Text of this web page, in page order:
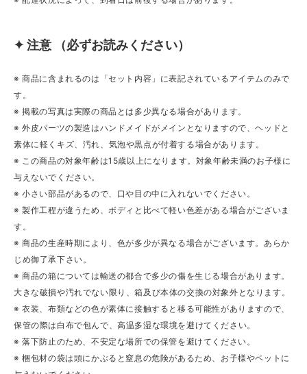
✦ 注意 （必ずお読みください）
※ 商品に含まれるのは「セット内容」に表記されているアイテムのみで
す。
※ 掲載の写真は実際の商品とは多少異なる場合があります。
※ 外皮パーツの製造はハンドメイドがメインとなりますので、ヘッドと
素体に軽くキズ、汚れ、気泡や黒点が付着する場合があります。
※ この商品の対象年齢は15歳以上になります。対象年齢未満のお子様に
与えないでください。
※ 小さい部品があるので、口や目の中に入れないでください。
※ 製作工程が違うため、ボディと比べて軽い色差がある場合がございま
す。
※ 商品の生産時期により、色が多少が異なる場合がございます。あらか
じめ御了承下さい。
※ 商品の箱については輸送の都合で多少の傷を生じる場合があります。
大きな破損や汚れでない限り、箱及び本体の交換の対象外となります。
※ 衣装、布類などの色が素体に接触すると移る可能性がありますので、
保管の際は白布で包んで、高温多湿な環境を避けてください。
※ 落下防止のため、不安定な場所での保管を避けてください。
※ 梱包材の袋は頭にかぶると窒息の危険があるため、お子様やペットに